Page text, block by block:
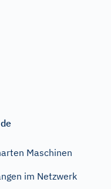
Maschinen
im Netzwerk